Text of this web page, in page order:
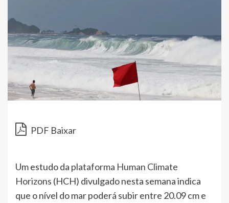
PDF Baixar
Um estudo da plataforma Human Climate
Horizons (HCH) divulgado nesta semana indica
que o nível do mar poderá subir entre 20.09 cm e